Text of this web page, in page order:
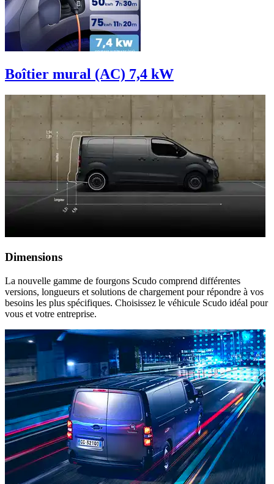
Boîtier mural (AC) 7,4 kW
Dimensions
La nouvelle gamme de fourgons Scudo comprend différentes
versions, longueurs et solutions de chargement pour répondre à vos
besoins les plus spécifiques. Choisissez le véhicule Scudo idéal pour
vous et votre entreprise.